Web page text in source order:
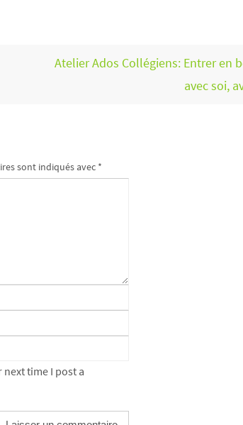
Atelier Ados Collégiens: Entrer en
avec soi,
sont indiqués avec *
next time I post a